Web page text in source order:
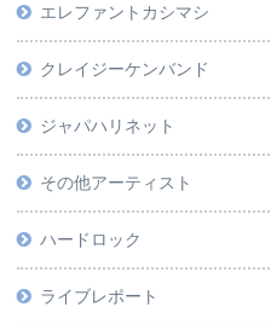
エレファントカシマシ
クレイジーケンバンド
ジャパハリネット
その他アーティスト
ハードロック
ライブレポート